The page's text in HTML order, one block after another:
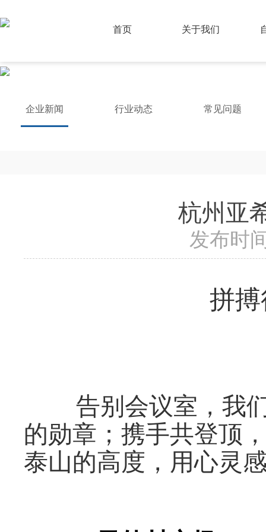
首页 关于我们
企业新闻 行业动态 常见问题
杭州亚
发布时
拼搏
告别会议室，我们
的勋章；携手共登顶
泰山的高度，用心灵